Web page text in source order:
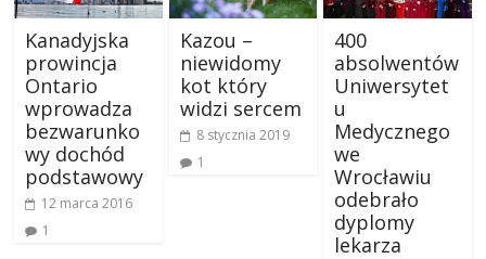
Kanadyjska
prowincja
Ontario
wprowadza
bezwarunko
wy dochód
podstawowy
12 marca 2016
1
Kazou –
niewidomy
kot który
widzi sercem
8 stycznia 2019
1
400
absolwentów
Uniwersytet
u
Medycznego
we
Wrocławiu
odebrało
dyplomy
lekarza